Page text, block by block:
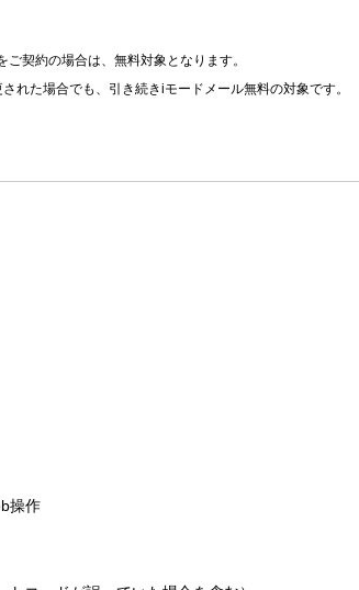
契約の場合は、無料対象となります。
れた場合でも、引き続きiモードメール無料の対象です。
操作